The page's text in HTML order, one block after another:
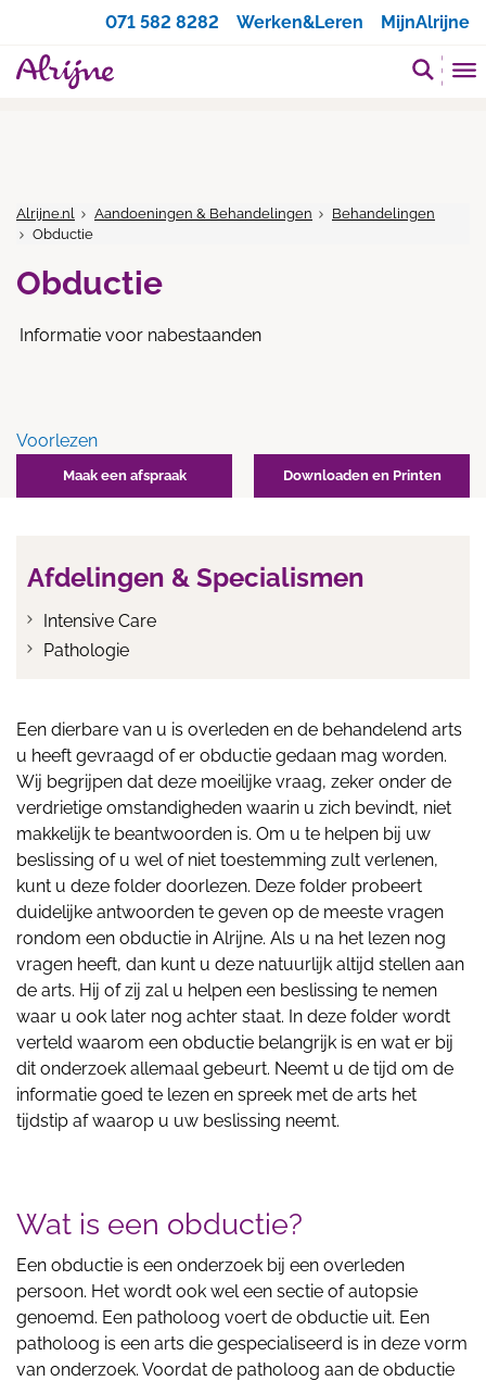
071 582 8282
Werken&Leren MijnAlrijne
Alrijne.nl Aandoeningen & Behandelingen
Behandelingen
Obductie
Obductie
Informatie voor nabestaanden
Voorlezen
Maak een afspraak Downloaden en Printen
Afdelingen & Specialismen
Intensive Care
Pathologie
Een dierbare van u is overleden en de behandelend arts
u heeft gevraagd of er obductie gedaan mag worden.
Wij begrijpen dat deze moeilijke vraag, zeker onder de
verdrietige omstandigheden waarin u zich bevindt, niet
makkelijk te beantwoorden is. Om u te helpen bij uw
beslissing of u wel of niet toestemming zult verlenen,
kunt u deze folder doorlezen. Deze folder probeert
duidelijke antwoorden te geven op de meeste vragen
rondom een obductie in Alrijne. Als u na het lezen nog
vragen heeft, dan kunt u deze natuurlijk altijd stellen aan
de arts. Hij of zij zal u helpen een beslissing te nemen
waar u ook later nog achter staat. In deze folder wordt
verteld waarom een obductie belangrijk is en wat er bij
dit onderzoek allemaal gebeurt. Neemt u de tijd om de
informatie goed te lezen en spreek met de arts het
tijdstip af waarop u uw beslissing neemt.
Wat is een obductie?
Een obductie is een onderzoek bij een overleden
persoon. Het wordt ook wel een sectie of autopsie
genoemd. Een patholoog voert de obductie uit. Een
patholoog is een arts die gespecialiseerd is in deze vorm
van onderzoek. Voordat de patholoog aan de obductie